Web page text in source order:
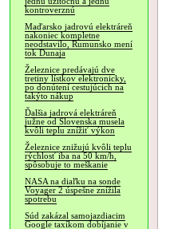
kontroverznú
Maďarsko jadrovú elektráreň
nakoniec kompletne
neodstavilo, Rumunsko mení
tok Dunaja
Železnice predávajú dve
tretiny lístkov elektronicky,
po donútení cestujúcich na
takýto nákup
Ďalšia jadrová elektráreň
južne od Slovenska musela
kvôli teplu znížiť výkon
Železnice znižujú kvôli teplu
rýchlosť iba na 50 km/h,
spôsobuje to meškanie
NASA na diaľku na sonde
Voyager 2 úspešne znížila
spotrebu
Súd zakázal samojazdiacim
Google taxíkom dobíjanie v